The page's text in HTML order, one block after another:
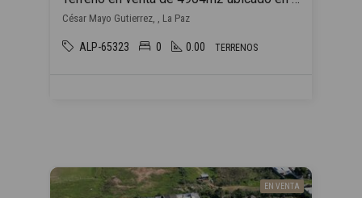
César Mayo Gutierrez, , La Paz
ALP-65323 0 0.00 TERRENOS
EN VENTA